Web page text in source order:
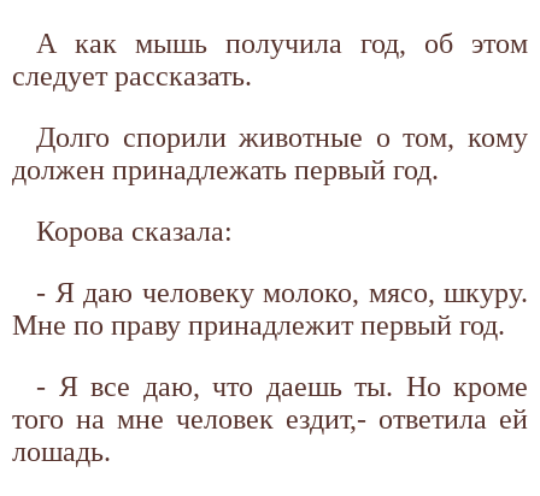
А как мышь получила год, об этом
следует рассказать.
Долго спорили животные о том, кому
должен принадлежать первый год.
Корова сказала:
- Я даю человеку молоко, мясо, шкуру.
Мне по праву принадлежит первый год.
- Я все даю, что даешь ты. Но кроме
того на мне человек ездит,- ответила ей
лошадь.